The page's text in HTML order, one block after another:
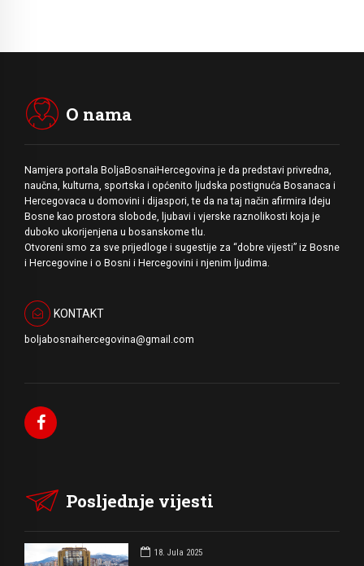
O nama
Namjera portala BoljaBosnaiHercegovina je da predstavi privredna,
naučna, kulturna, sportska i općenito ljudska postignuća Bosanaca i
Hercegovaca u domovini i dijaspori, te da na taj način afirmira Ideju
Bosne kao prostora slobode, ljubavi i vjerske raznolikosti koja je
duboko ukorijenjena u bosanskome tlu.
Otvoreni smo za sve prijedloge i sugestije za “dobre vijesti” iz Bosne
i Hercegovine i o Bosni i Hercegovini i njenim ljudima.
KONTAKT
boljabosnaihercegovina@gmail.com
Posljednje vijesti
18. Jula 2025